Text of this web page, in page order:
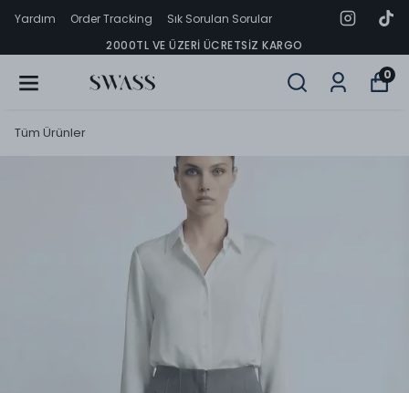
Yardım Order Tracking
Sık Sorulan Sorular
2000TL VE ÜZERI ÜCRETSIZ KARGO
0
Tüm Ürünler